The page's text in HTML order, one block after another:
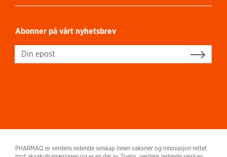
Abonner på vårt nyhetsbrev
Sign up
PHARMAQ er verdens ledende selskap innen vaksiner og innovasjon rettet